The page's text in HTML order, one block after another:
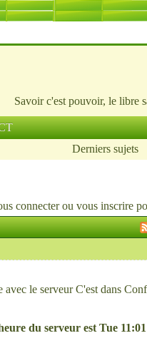
Savoir c'est pouvoir, le libre
Derniers sujets
connecterou vous inscrire
le serveur C'est dans
du serveur est Tue